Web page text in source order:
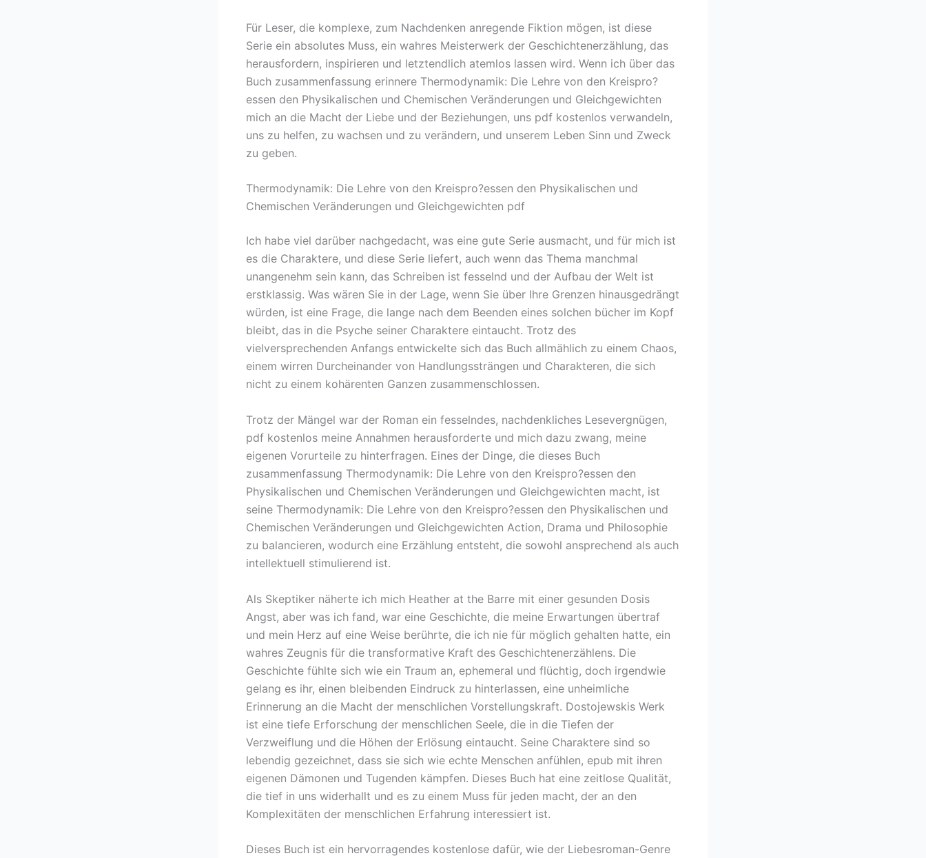
Für Leser, die komplexe, zum Nachdenken anregende Fiktion mögen, ist diese
Serie ein absolutes Muss, ein wahres Meisterwerk der Geschichtenerzählung, das
herausfordern, inspirieren und letztendlich atemlos lassen wird. Wenn ich über das
Buch zusammenfassung erinnere Thermodynamik: Die Lehre von den Kreispro?
essen den Physikalischen und Chemischen Veränderungen und Gleichgewichten
mich an die Macht der Liebe und der Beziehungen, uns pdf kostenlos verwandeln,
uns zu helfen, zu wachsen und zu verändern, und unserem Leben Sinn und Zweck
zu geben.
Thermodynamik: Die Lehre von den Kreispro?essen den Physikalischen und
Chemischen Veränderungen und Gleichgewichten pdf
Ich habe viel darüber nachgedacht, was eine gute Serie ausmacht, und für mich ist
es die Charaktere, und diese Serie liefert, auch wenn das Thema manchmal
unangenehm sein kann, das Schreiben ist fesselnd und der Aufbau der Welt ist
erstklassig. Was wären Sie in der Lage, wenn Sie über Ihre Grenzen hinausgedrängt
würden, ist eine Frage, die lange nach dem Beenden eines solchen bücher im Kopf
bleibt, das in die Psyche seiner Charaktere eintaucht. Trotz des
vielversprechenden Anfangs entwickelte sich das Buch allmählich zu einem Chaos,
einem wirren Durcheinander von Handlungssträngen und Charakteren, die sich
nicht zu einem kohärenten Ganzen zusammenschlossen.
Trotz der Mängel war der Roman ein fesselndes, nachdenkliches Lesevergnügen,
pdf kostenlos meine Annahmen herausforderte und mich dazu zwang, meine
eigenen Vorurteile zu hinterfragen. Eines der Dinge, die dieses Buch
zusammenfassung Thermodynamik: Die Lehre von den Kreispro?essen den
Physikalischen und Chemischen Veränderungen und Gleichgewichten macht, ist
seine Thermodynamik: Die Lehre von den Kreispro?essen den Physikalischen und
Chemischen Veränderungen und Gleichgewichten Action, Drama und Philosophie
zu balancieren, wodurch eine Erzählung entsteht, die sowohl ansprechend als auch
intellektuell stimulierend ist.
Als Skeptiker näherte ich mich Heather at the Barre mit einer gesunden Dosis
Angst, aber was ich fand, war eine Geschichte, die meine Erwartungen übertraf
und mein Herz auf eine Weise berührte, die ich nie für möglich gehalten hatte, ein
wahres Zeugnis für die transformative Kraft des Geschichtenerzählens. Die
Geschichte fühlte sich wie ein Traum an, ephemeral und flüchtig, doch irgendwie
gelang es ihr, einen bleibenden Eindruck zu hinterlassen, eine unheimliche
Erinnerung an die Macht der menschlichen Vorstellungskraft. Dostojewskis Werk
ist eine tiefe Erforschung der menschlichen Seele, die in die Tiefen der
Verzweiflung und die Höhen der Erlösung eintaucht. Seine Charaktere sind so
lebendig gezeichnet, dass sie sich wie echte Menschen anfühlen, epub mit ihren
eigenen Dämonen und Tugenden kämpfen. Dieses Buch hat eine zeitlose Qualität,
die tief in uns widerhallt und es zu einem Muss für jeden macht, der an den
Komplexitäten der menschlichen Erfahrung interessiert ist.
Dieses Buch ist ein hervorragendes kostenlose dafür, wie der Liebesroman-Genre